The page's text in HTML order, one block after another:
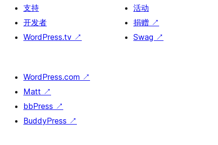
支持
开发者
WordPress.tv ↗
活动
捐赠 ↗
Swag ↗
WordPress.com ↗
Matt ↗
bbPress ↗
BuddyPress ↗